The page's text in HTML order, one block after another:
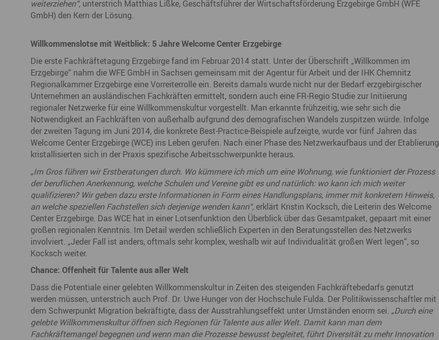
weiterziehen“, unterstrich Matthias Lißke, Geschäftsführer der Wirtschaftsförderung Erzgebirge GmbH (WFE
GmbH) den Kern der Lösung.
Willkommenslotse mit Weitblick: 5 Jahre Welcome Center Erzgebirge
Die erste Fachkräftetagung Erzgebirge fand im Februar 2014 statt. Unter der Überschrift „Willkommen im
Erzgebirge“ nahm die WFE GmbH in Sachsen gemeinsam mit der Agentur für Arbeit und der IHK Chemnitz
Regionalkammer Erzgebirge eine Vorreiterrolle ein. Bereits damals wurde nicht nur der Bedarf erzgebirgischer
Unternehmen an ausländischen Fachkräften ermittelt, sondern auch eine FR-Regio Studie zur Initiierung
regionaler Netzwerke für eine Willkommenskultur vorgestellt. Man erkannte frühzeitig, wie sehr sich die
Notwendigkeit an Fachkräften von außerhalb aufgrund des demografischen Wandels zuspitzen würde. Infolge
der zweiten Tagung im Juni 2014, die konkrete Best-Practice-Beispiele aufzeigte, wurde vor fünf Jahren das
Welcome Center Erzgebirge (WCE) ins Leben gerufen. Nach einer Phase des Netzwerkaufbaus und der Etablierung
kristallisierten sich in der Praxis spezifische Arbeitsschwerpunkte heraus.
„Im Gros führen wir Erstberatungen durch. Wo kümmere ich mich um eine Wohnung, wie funktioniert der Prozess
der beruflichen Anerkennung, welche Schulen und Vereine gibt es und natürlich: wo kann ich mich weiter
qualifizieren? Wir geben dazu erste Informationen in Form eines Handlungsplans, immer mit konkretem Hinweis,
an welche speziellen Fachstellen sich derjenige wenden kann“, erklärt Kristin Kocksch, die Leiterin des Welcome
Center Erzgebirge. Das WCE hat in einer Lotsenfunktion den Überblick über das Gesamtpaket, gepaart mit einer
großen regionalen Kenntnis. Im Detail werden schließlich Experten in den Beratungsstellen des Netzwerks
involviert. „Jeder Fall ist anders, oftmals sehr komplex, weshalb wir auf Individualität großen Wert legen“, so
Kocksch weiter.
Chance: Offenheit für Talente aus aller Welt
Dass die Potentiale einer gelebten Willkommenskultur in Zeiten des steigenden Fachkräftebedarfs genutzt
werden müssen, unterstrich auch Prof. Dr. Uwe Hunger von der Hochschule Fulda. Der Politikwissenschaftler mit
dem Schwerpunkt Migration bekräftigte, dass der Ausstrahlungseffekt unter Umständen enorm sei. „Durch eine
gelebte Willkommenskultur öffnen sich Regionen für Talente aus aller Welt. Damit kann man dem
Fachkräftemangel begegnen und wenn man die Prozesse bewusst begleitet, führt Diversität zu mehr Innovation